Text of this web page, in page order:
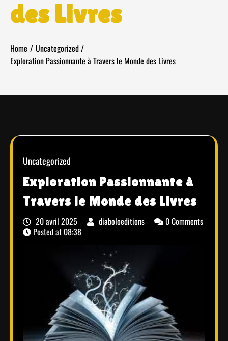
des Livres
Home
Uncategorized
Exploration Passionnante à Travers le Monde des Livres
Uncategorized
Exploration Passionnante à
Travers le Monde des Livres
20 avril 2025 diaboloeditions
0 Comments
Posted at 08:38